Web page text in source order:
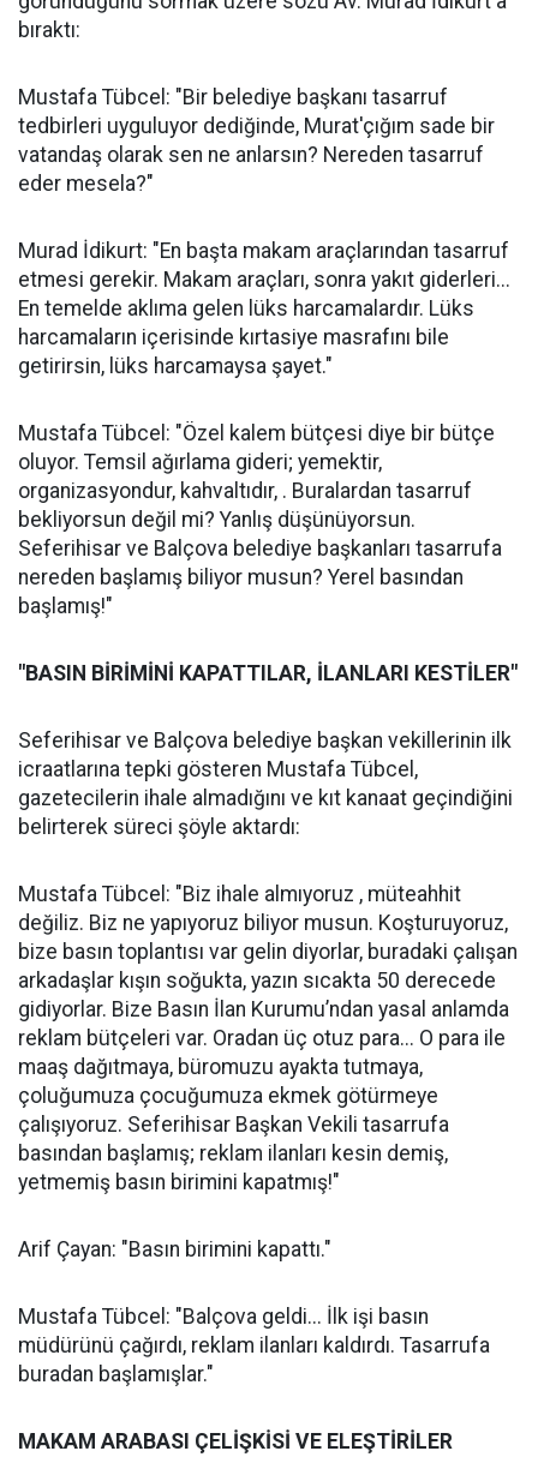
bıraktı:
Mustafa Tübcel: "Bir belediye başkanı tasarruf
tedbirleri uyguluyor dediğinde, Murat'çığım sade bir
vatandaş olarak sen ne anlarsın? Nereden tasarruf
eder mesela?"
Murad İdikurt: "En başta makam araçlarından tasarruf
etmesi gerekir. Makam araçları, sonra yakıt giderleri...
En temelde aklıma gelen lüks harcamalardır. Lüks
harcamaların içerisinde kırtasiye masrafını bile
getirirsin, lüks harcamaysa şayet."
Mustafa Tübcel: "Özel kalem bütçesi diye bir bütçe
oluyor. Temsil ağırlama gideri; yemektir,
organizasyondur, kahvaltıdır, . Buralardan tasarruf
bekliyorsun değil mi? Yanlış düşünüyorsun.
Seferihisar ve Balçova belediye başkanları tasarrufa
nereden başlamış biliyor musun? Yerel basından
başlamış!"
"BASIN BİRİMİNİ KAPATTILAR, İLANLARI KESTİLER"
Seferihisar ve Balçova belediye başkan vekillerinin ilk
icraatlarına tepki gösteren Mustafa Tübcel,
gazetecilerin ihale almadığını ve kıt kanaat geçindiğini
belirterek süreci şöyle aktardı:
Mustafa Tübcel: "Biz ihale almıyoruz , müteahhit
değiliz. Biz ne yapıyoruz biliyor musun. Koşturuyoruz,
bize basın toplantısı var gelin diyorlar, buradaki çalışan
arkadaşlar kışın soğukta, yazın sıcakta 50 derecede
gidiyorlar. Bize Basın İlan Kurumu’ndan yasal anlamda
reklam bütçeleri var. Oradan üç otuz para... O para ile
maaş dağıtmaya, büromuzu ayakta tutmaya,
çoluğumuza çocuğumuza ekmek götürmeye
çalışıyoruz. Seferihisar Başkan Vekili tasarrufa
basından başlamış; reklam ilanları kesin demiş,
yetmemiş basın birimini kapatmış!"
Arif Çayan: "Basın birimini kapattı."
Mustafa Tübcel: "Balçova geldi... İlk işi basın
müdürünü çağırdı, reklam ilanları kaldırdı. Tasarrufa
buradan başlamışlar."
MAKAM ARABASI ÇELİŞKİSİ VE ELEŞTİRİLER